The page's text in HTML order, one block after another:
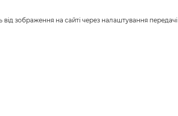
від зображення на сайті через налаштування передачі